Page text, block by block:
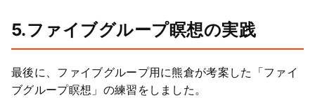
5.ファイブグループ瞑想の実践
最後に、ファイブグループ用に熊倉が考案した「ファイ
ブグループ瞑想」の練習をしました。